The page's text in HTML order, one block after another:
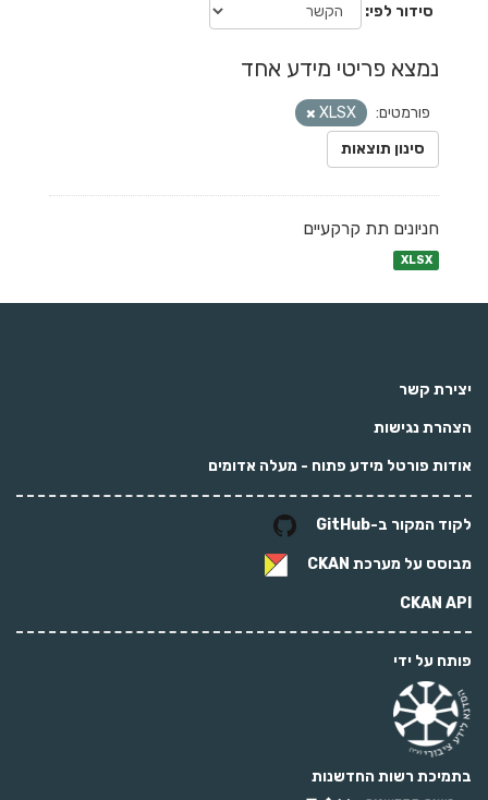
סידור לפי
נמצא פריטי מידע אחד
פורמטים:
XLSX
סינון תוצאות
חניונים תת קרקעיים
XLSX
יצירת קשר
הצהרת נגישות
אודות פורטל מידע פתוח - מעלה אדומים
לקוד המקור ב-GitHub
מבוסס על מערכת CKAN
CKAN API
פותח על ידי
בתמיכת רשות החדשנות